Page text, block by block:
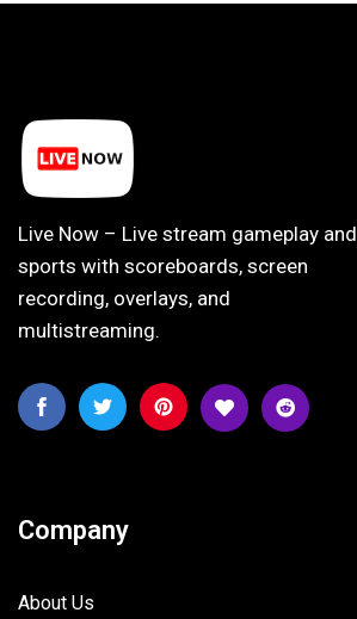
Live Now – Live stream gameplay and
sports with scoreboards, screen
recording, overlays, and
multistreaming.
Company
About Us